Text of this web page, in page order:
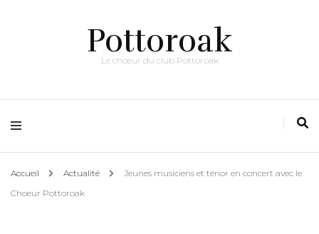
Pottoroak
Le choeur du club Pottoroak
Accueil Actualité
Jeunes musiciens et ténor en concert avec le
Choeur Pottoroak